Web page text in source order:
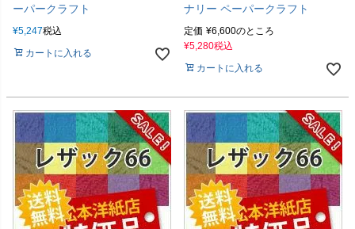
ーパークラフト
¥5,247税込
カートに入れる
ナリー ペーパークラフト
定価 ¥6,600のところ
¥5,280税込
カートに入れる